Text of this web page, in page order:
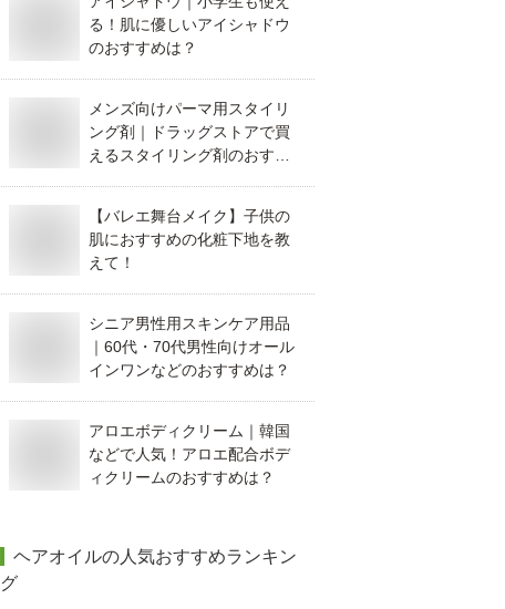
る！肌に優しいアイシャドウ
のおすすめは？
メンズ向けパーマ用スタイリ
ング剤｜ドラッグストアで買
えるスタイリング剤のおすす
【バレエ舞台メイク】子供の
肌におすすめの化粧下地を教
えて！
シニア男性用スキンケア用品
｜60代・70代男性向けオール
インワンなどのおすすめは？
アロエボディクリーム｜韓国
などで人気！アロエ配合ボデ
ィクリームのおすすめは？
ヘアオイルの人気おすすめランキン
グ